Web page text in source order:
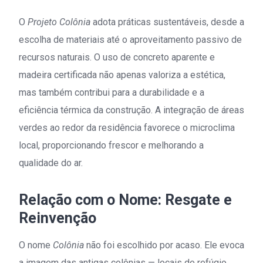
O Projeto Colônia adota práticas sustentáveis, desde a
escolha de materiais até o aproveitamento passivo de
recursos naturais. O uso de concreto aparente e
madeira certificada não apenas valoriza a estética,
mas também contribui para a durabilidade e a
eficiência térmica da construção. A integração de áreas
verdes ao redor da residência favorece o microclima
local, proporcionando frescor e melhorando a
qualidade do ar.
Relação com o Nome: Resgate e
Reinvenção
O nome Colônia não foi escolhido por acaso. Ele evoca